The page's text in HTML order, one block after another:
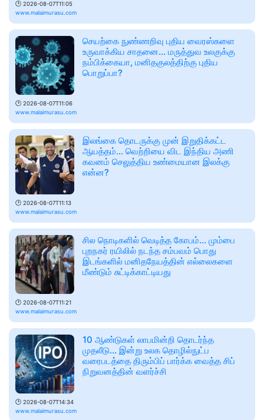
🕑 2026-08-07T11:05
www.malaimurasu.com
🕑 2026-08-07T11:06
www.malaimurasu.com
செயற்கை நுண்ணறிவு புதிய வைரஸ்களை
உருவாக்கிய சாதனை... மருத்துவ உலகுக்கு
நம்பிக்கையா, மனிதகுலத்திற்கு புதிய
பொறுப்பா?
🕑 2026-08-07T11:13
www.malaimurasu.com
இலங்கை தொடருக்கு முன் இறுதிக்கட்ட
ஆயத்தம்... வெற்றியை விட இந்திய அணி
கவனம் செலுத்திய உண்மையான இலக்கு
என்ன?
🕑 2026-08-07T11:21
www.malaimurasu.com
சில நொடிகளில் வெடித்த கோபம்... மும்பை
புறநகர் ரயிலில் நடந்த சம்பவம் பொது
இடங்களில் மனிதநேயத்தின் எல்லைகளை
மீண்டும் சுட்டிக்காட்டியது
🕑 2026-08-07T14:34
www.malaimurasu.com
10 ஆண்டுகள் லாபமின்றி தொடர்ந்த
முதலீடு... இன்று உலக தொழில்நுட்ப
வரைபடத்தை திரும்பிப் பார்க்க வைத்த சிப்
நிறுவனத்தின் வளர்ச்சி